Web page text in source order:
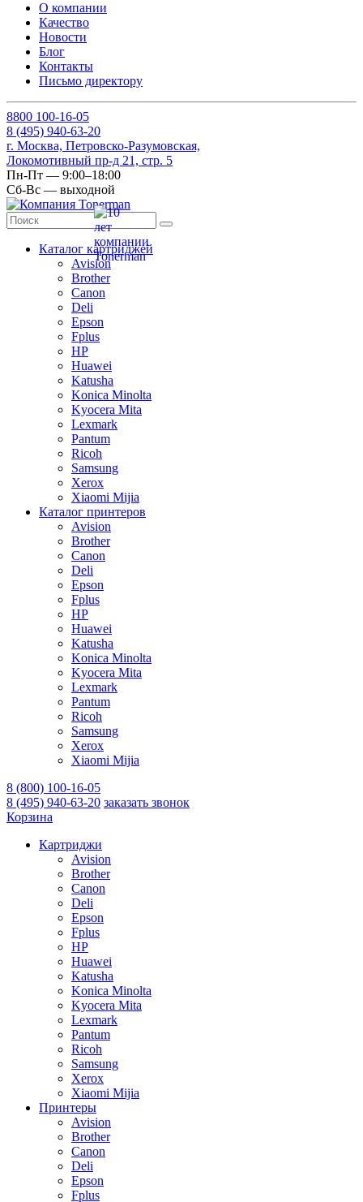
О компании
Качество
Новости
Блог
Контакты
Письмо директору
8800 100-16-05
8 (495) 940-63-20
г. Москва, Петровско-Разумовская,
Локомотивный пр-д 21, стр. 5
Пн-Пт — 9:00–18:00
Сб-Вс — выходной
Каталог картриджей
Avision
Brother
Canon
Deli
Epson
Fplus
HP
Huawei
Katusha
Konica Minolta
Kyocera Mita
Lexmark
Pantum
Ricoh
Samsung
Xerox
Xiaomi Mijia
Каталог принтеров
Avision
Brother
Canon
Deli
Epson
Fplus
HP
Huawei
Katusha
Konica Minolta
Kyocera Mita
Lexmark
Pantum
Ricoh
Samsung
Xerox
Xiaomi Mijia
8 (800) 100-16-05
8 (495) 940-63-20 заказать звонок
Корзина
Картриджи
Avision
Brother
Canon
Deli
Epson
Fplus
HP
Huawei
Katusha
Konica Minolta
Kyocera Mita
Lexmark
Pantum
Ricoh
Samsung
Xerox
Xiaomi Mijia
Принтеры
Avision
Brother
Canon
Deli
Epson
Fplus